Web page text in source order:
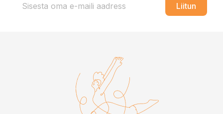
Liitun